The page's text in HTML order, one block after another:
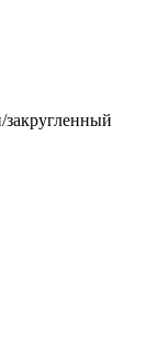
закругленный